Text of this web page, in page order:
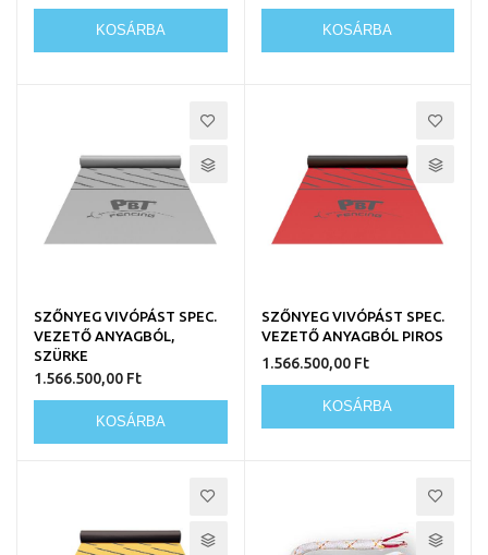
KOSÁRBA KOSÁRBA
SZŐNYEG VIVÓPÁST SPEC.
VEZETŐ ANYAGBÓL,
SZÜRKE
1.566.500,00 Ft
KOSÁRBA
SZŐNYEG VIVÓPÁST SPEC.
VEZETŐ ANYAGBÓL PIROS
1.566.500,00 Ft
KOSÁRBA